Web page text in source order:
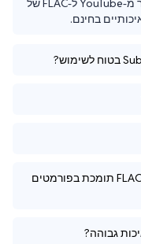
האם הממירה של SubEasy מYouTube לFLAC תומכת בפורמטים